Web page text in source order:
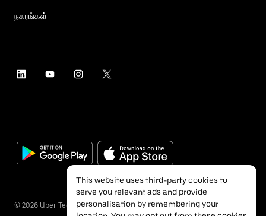
நகரங்கள்
© 2026 Uber Technologies Inc.
This website uses third-party cookies to
serve you relevant ads and provide
personalisation by remembering your